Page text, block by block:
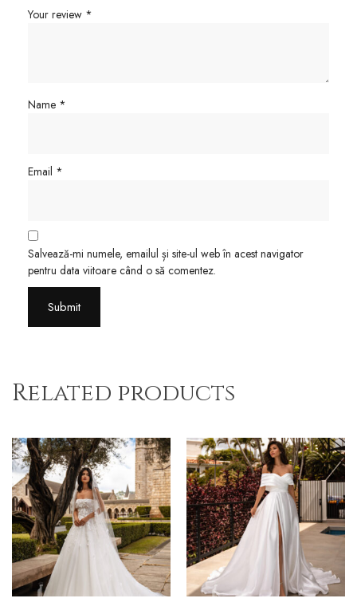
Your review *
Name *
Email *
Salvează-mi numele, emailul și site-ul web în acest navigator
pentru data viitoare când o să comentez.
Related products